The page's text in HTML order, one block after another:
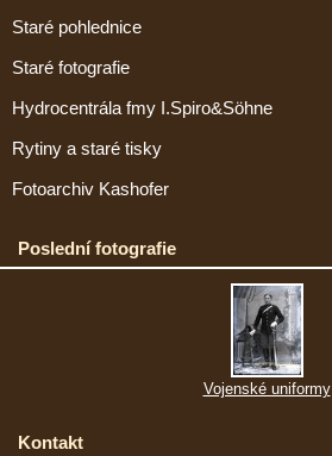
Staré pohlednice
Staré fotografie
Hydrocentrála fmy I.Spiro&Söhne
Rytiny a staré tisky
Fotoarchiv Kashofer
Poslední fotografie
Vojenské uniformy
Kontakt